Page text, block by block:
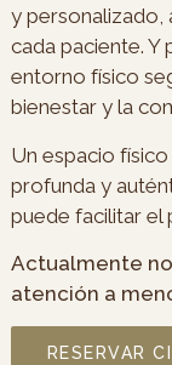
y personalizado,
cada paciente. Y
entorno físico
bienestar y la
Un espacio
profunda y
puede facilitar
Actualmente
atención a
RESERVAR